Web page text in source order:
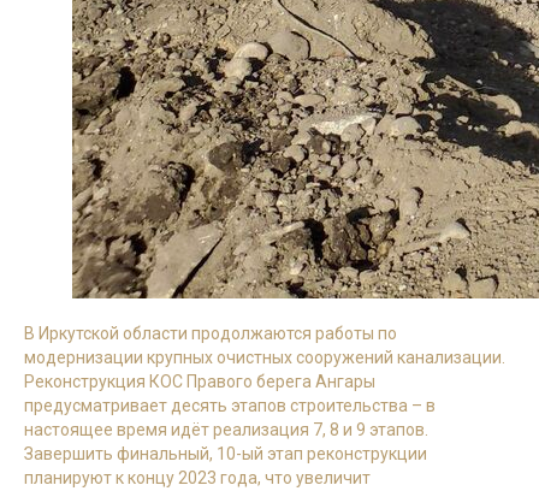
В Иркутской области продолжаются работы по
модернизации крупных очистных сооружений канализации.
Реконструкция КОС Правого берега Ангары
предусматривает десять этапов строительства – в
настоящее время идёт реализация 7, 8 и 9 этапов.
Завершить финальный, 10-ый этап реконструкции
планируют к концу 2023 года, что увеличит